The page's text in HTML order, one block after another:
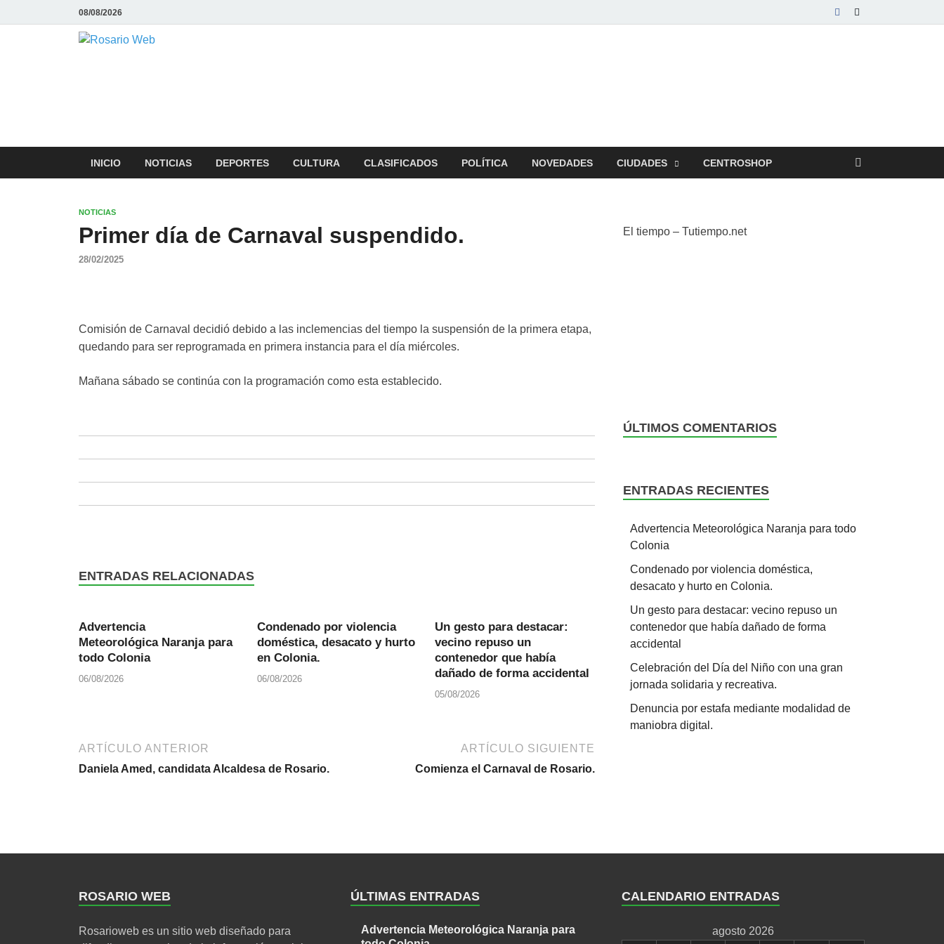
08/08/2026
INICIO NOTICIAS DEPORTES CULTURA CLASIFICADOS POLÍTICA NOVEDADES CIUDADES CENTROSHOP
NOTICIAS
Primer día de Carnaval suspendido.
28/02/2025
Comisión de Carnaval decidió debido a las inclemencias del tiempo la suspensión de la primera etapa,
quedando para ser reprogramada en primera instancia para el día miércoles.
Mañana sábado se continúa con la programación como esta establecido.
ENTRADAS RELACIONADAS
Advertencia
Meteorológica Naranja para
todo Colonia
06/08/2026
Condenado por violencia
doméstica, desacato y hurto
en Colonia.
06/08/2026
Un gesto para destacar:
vecino repuso un
contenedor que había
dañado de forma accidental
05/08/2026
ARTÍCULO ANTERIOR
Daniela Amed, candidata Alcaldesa de Rosario.
ARTÍCULO SIGUIENTE
Comienza el Carnaval de Rosario.
El tiempo – Tutiempo.net
ÚLTIMOS COMENTARIOS
ENTRADAS RECIENTES
Advertencia Meteorológica Naranja para todo
Colonia
Condenado por violencia doméstica,
desacato y hurto en Colonia.
Un gesto para destacar: vecino repuso un
contenedor que había dañado de forma
accidental
Celebración del Día del Niño con una gran
jornada solidaria y recreativa.
Denuncia por estafa mediante modalidad de
maniobra digital.
ROSARIO WEB
Rosarioweb es un sitio web diseñado para
ÚLTIMAS ENTRADAS
Advertencia Meteorológica Naranja para
CALENDARIO ENTRADAS
agosto 2026